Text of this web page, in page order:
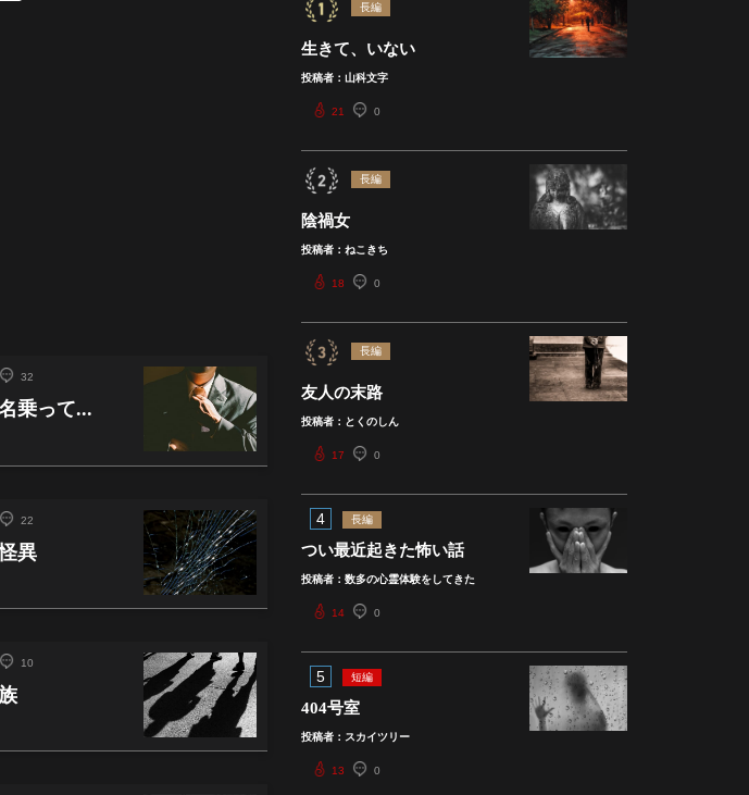
長編
生きて、いない
投稿者：山科文字
21 0
長編
陰禍女
投稿者：ねこきち
18 0
長編
友人の末路
投稿者：とくのしん
17 0
4 長編
つい最近起きた怖い話
投稿者：数多の心霊体験をしてきた
14 0
5 短編
404号室
投稿者：スカイツリー
13 0
32
乗って...
22
異
10